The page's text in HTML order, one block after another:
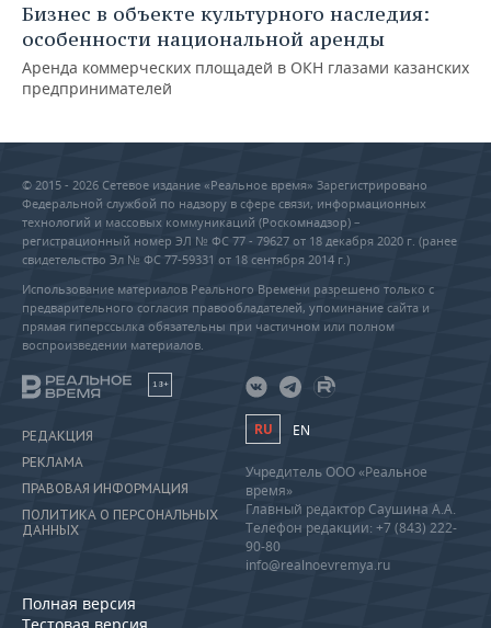
Бизнес в объекте культурного наследия:
особенности национальной аренды
Аренда коммерческих площадей в ОКН глазами казанских
предпринимателей
© 2015 - 2026 Сетевое издание «Реальное время» Зарегистрировано
Федеральной службой по надзору в сфере связи, информационных
технологий и массовых коммуникаций (Роскомнадзор) –
регистрационный номер ЭЛ № ФС 77 - 79627 от 18 декабря 2020 г. (ранее
свидетельство Эл № ФС 77-59331 от 18 сентября 2014 г.)
Использование материалов Реального Времени разрешено только с
предварительного согласия правообладателей, упоминание сайта и
прямая гиперссылка обязательны при частичном или полном
воспроизведении материалов.
18+
РЕДАКЦИЯ
РЕКЛАМА
ПРАВОВАЯ ИНФОРМАЦИЯ
ПОЛИТИКА О ПЕРСОНАЛЬНЫХ
ДАННЫХ
Полная версия
RU EN
Учредитель ООО «Реальное
время»
Главный редактор Саушина А.А.
Телефон редакции: +7 (843) 222-
90-80
info@realnoevremya.ru